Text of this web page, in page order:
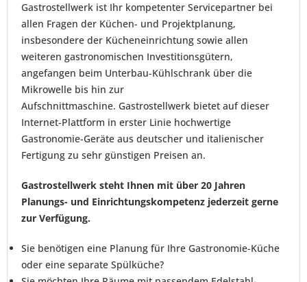
Gastrostellwerk ist Ihr kompetenter Servicepartner bei
allen Fragen der Küchen- und Projektplanung,
insbesondere der Kücheneinrichtung sowie allen
weiteren gastronomischen Investitionsgütern,
angefangen beim Unterbau-Kühlschrank über die
Mikrowelle bis hin zur
Aufschnittmaschine. Gastrostellwerk bietet auf dieser
Internet-Plattform in erster Linie hochwertige
Gastronomie-Geräte aus deutscher und italienischer
Fertigung zu sehr günstigen Preisen an.
Gastrostellwerk steht Ihnen mit über 20 Jahren
Planungs- und Einrichtungskompetenz jederzeit gerne
zur Verfügung.
Sie benötigen eine Planung für Ihre Gastronomie-Küche
oder eine separate Spülküche?